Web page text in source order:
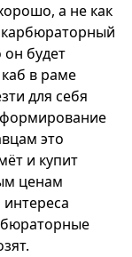
а не как
карбюраторный
будет
в раме
для себя
формирование
это
и купит
ценам